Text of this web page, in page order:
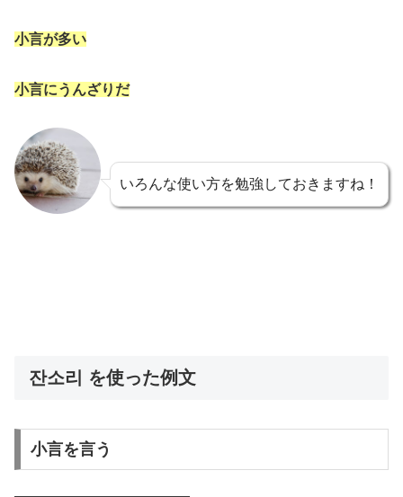
小言が多い
小言にうんざりだ
いろんな使い方を勉強しておきますね！
잔소리 を使った例文
小言を言う